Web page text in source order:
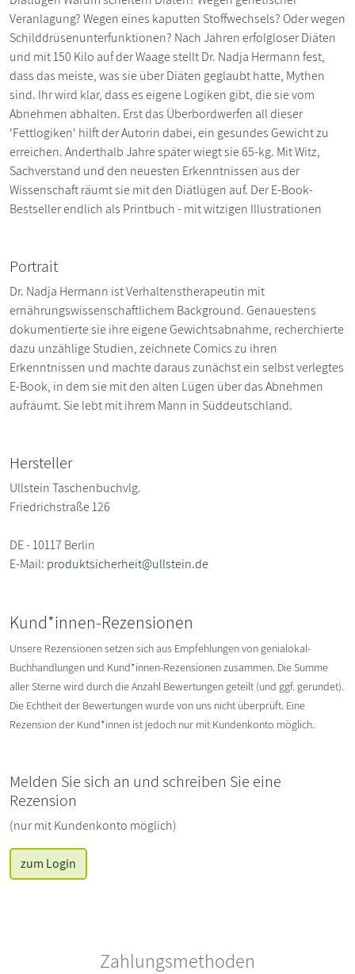
Veranlagung? Wegen eines kaputten Stoffwechsels? Oder wegen
Schilddrüsenunterfunktionen? Nach Jahren erfolgloser Diäten
und mit 150 Kilo auf der Waage stellt Dr. Nadja Hermann fest,
dass das meiste, was sie über Diäten geglaubt hatte, Mythen
sind. Ihr wird klar, dass es eigene Logiken gibt, die sie vom
Abnehmen abhalten. Erst das Überbordwerfen all dieser
'Fettlogiken' hilft der Autorin dabei, ein gesundes Gewicht zu
erreichen. Anderthalb Jahre später wiegt sie 65-kg. Mit Witz,
Sachverstand und den neuesten Erkenntnissen aus der
Wissenschaft räumt sie mit den Diätlügen auf. Der E-Book-
Bestseller endlich als Printbuch - mit witzigen Illustrationen
Portrait
Dr. Nadja Hermann ist Verhaltenstherapeutin mit
ernährungswissenschaftlichem Background. Genauestens
dokumentierte sie ihre eigene Gewichtsabnahme, recherchierte
dazu unzählige Studien, zeichnete Comics zu ihren
Erkenntnissen und machte daraus zunächst ein selbst verlegtes
E-Book, in dem sie mit den alten Lügen über das Abnehmen
aufräumt. Sie lebt mit ihrem Mann in Süddeutschland.
Hersteller
Ullstein Taschenbuchvlg.
Friedrichstraße 126
DE - 10117 Berlin
E-Mail: produktsicherheit@ullstein.de
Kund*innen-Rezensionen
Unsere Rezensionen setzen sich aus Empfehlungen von genialokal-
Buchhandlungen und Kund*innen-Rezensionen zusammen. Die Summe
aller Sterne wird durch die Anzahl Bewertungen geteilt (und ggf. gerundet).
Die Echtheit der Bewertungen wurde von uns nicht überprüft. Eine
Rezension der Kund*innen ist jedoch nur mit Kundenkonto möglich.
Melden Sie sich an und schreiben Sie eine
Rezension
(nur mit Kundenkonto möglich)
zum Login
Zahlungsmethoden